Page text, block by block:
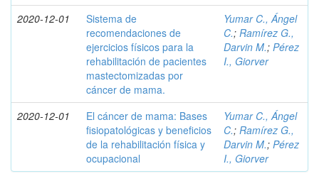
2020-12-01
Sistema de
recomendaciones de
ejercicios físicos para la
rehabilitación de pacientes
mastectomizadas por
cáncer de mama.
Yumar C., Ángel
C.; Ramírez G.,
Darvin M.; Pérez
I., Giorver
2020-12-01
El cáncer de mama: Bases
fisiopatológicas y beneficios
de la rehabilitación física y
ocupacional
Yumar C., Ángel
C.; Ramírez G.,
Darvin M.; Pérez
I., Giorver